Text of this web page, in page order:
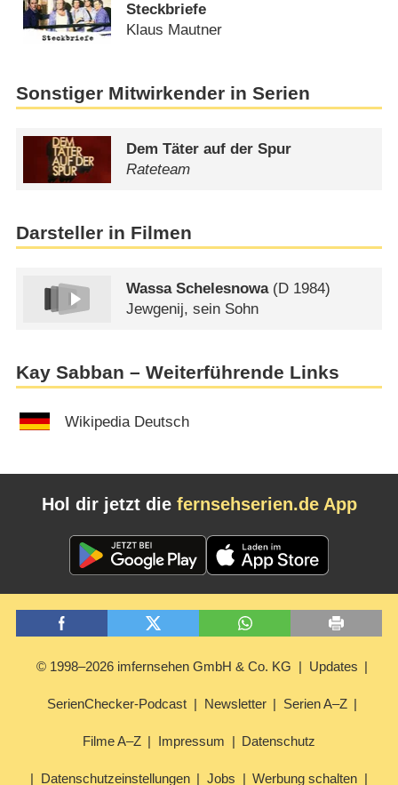
Steckbriefe
Klaus Mautner
Sonstiger Mitwirkender in Serien
Dem Täter auf der Spur
Rateteam
Darsteller in Filmen
Wassa Schelesnowa(D 1984)
Jewgenij, sein Sohn
Kay Sabban – Weiterführende Links
Wikipedia Deutsch
Hol dir jetzt die fernsehserien.de App
© 1998–2026 imfernsehen GmbH & Co. KG Updates
SerienChecker-Podcast Newsletter Serien A–Z
Filme A–Z Impressum Datenschutz
Datenschutzeinstellungen Jobs Werbung schalten